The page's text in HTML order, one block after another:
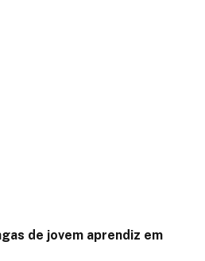
de jovem aprendiz em